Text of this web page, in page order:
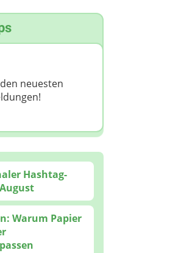
neuesten
Hashtag-
Warum Papier